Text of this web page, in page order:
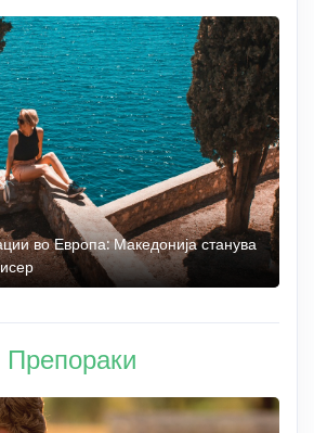
во Европа: Македонија станува
Препораки